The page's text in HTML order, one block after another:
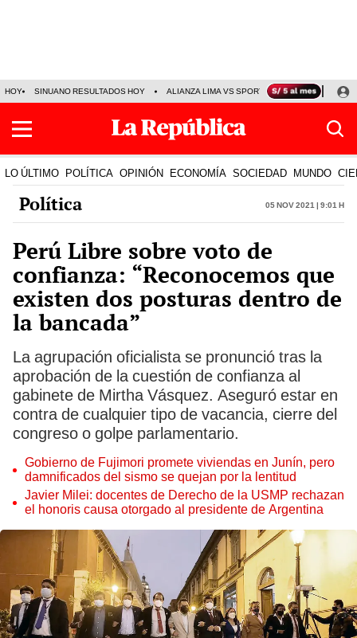
HOY SINUANO RESULTADOS HOY ALIANZA LIMA VS SPORT BOYS JORGE
LO ÚLTIMO POLÍTICA OPINIÓN ECONOMÍA SOCIEDAD MUNDO
Política 05 Nov 2021 | 9:01 h
Perú Libre sobre voto de
confianza: “Reconocemos que
existen dos posturas dentro de
la bancada”
La agrupación oficialista se pronunció tras la
aprobación de la cuestión de confianza al
gabinete de Mirtha Vásquez. Aseguró estar en
contra de cualquier tipo de vacancia, cierre del
congreso o golpe parlamentario.
Gobierno de Fujimori promete viviendas en Junín, pero
damnificados del sismo se quejan por la lentitud
Javier Milei: docentes de Derecho de la USMP rechazan
el honoris causa otorgado al presidente de Argentina